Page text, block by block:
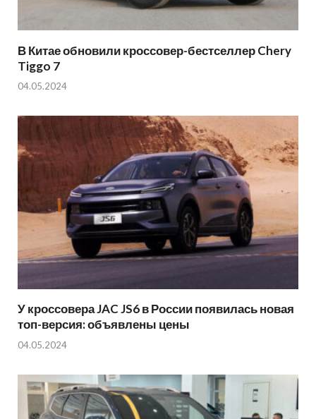
В Китае обновили кроссовер-бестселлер Chery
Tiggo 7
04.05.2024
У кроссовера JAC JS6 в России появилась новая
топ-версия: объявлены цены
04.05.2024